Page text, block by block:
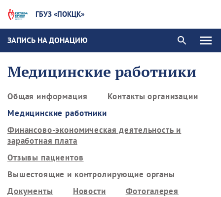
ГБУЗ «ПОКЦК»
ЗАПИСЬ НА ДОНАЦИЮ
Медицинские работники
Общая информация
Контакты организации
Медицинские работники
Финансово-экономическая деятельность и
заработная плата
Отзывы пациентов
Вышестоящие и контролирующие органы
Документы
Новости
Фотогалерея